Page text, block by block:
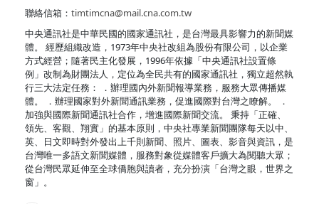
聯絡信箱： timtimcna@mail.cna.com.tw
中央通訊社是中華民國的國家通訊社，是台灣最具影響力的新聞媒
體。 經歷組織改造，1973年中央社改組為股份有限公司，以企業
方式經營；隨著民主化發展，1996年依據「中央通訊社設置條
例」改制為財團法人，定位為全民共有的國家通訊社，獨立超然執
行三大法定任務： ．辦理國內外新聞報導業務，服務大眾傳播媒
體。 ．辦理國家對外新聞通訊業務，促進國際對台灣之瞭解。 ．
加強與國際新聞通訊社合作，增進國際新聞交流。 秉持「正確、
領先、客觀、翔實」的基本原則，中央社專業新聞團隊每天以中、
英、日文即時對外發出上千則新聞、照片、圖表、影音與資訊，是
台灣唯一多語文新聞媒體，服務對象從媒體客戶擴大為閱聽大眾；
從台灣民眾延伸至全球僑胞與讀者，充分扮演「台灣之眼，世界之
窗」。